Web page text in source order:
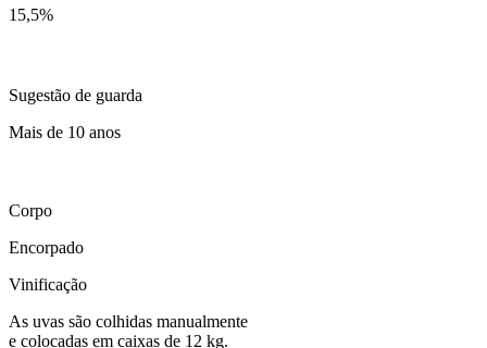
15,5%
Sugestão de guarda
Mais de 10 anos
Corpo
Encorpado
Vinificação
As uvas são colhidas manualmente
e colocadas em caixas de 12 kg.